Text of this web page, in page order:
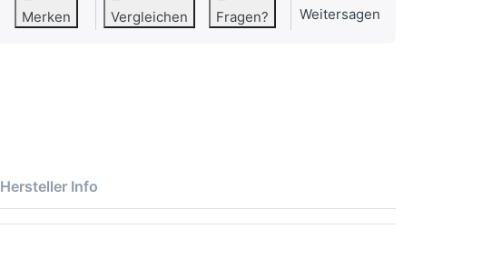
Merken Vergleichen Fragen? Weitersagen
Hersteller Info